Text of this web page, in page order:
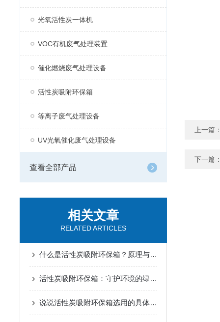
光氧活性炭一体机
VOC有机废气处理装置
催化燃烧废气处理设备
活性炭吸附环保箱
等离子废气处理设备
UV光氧催化废气处理设备
查看全部产品
相关文章
RELATED ARTICLES
什么是活性炭吸附环保箱？原理与废气处理优势
活性炭吸附环保箱：守护环境的绿色设备
说说活性炭吸附环保箱选用的具体事项
上一篇
下一篇